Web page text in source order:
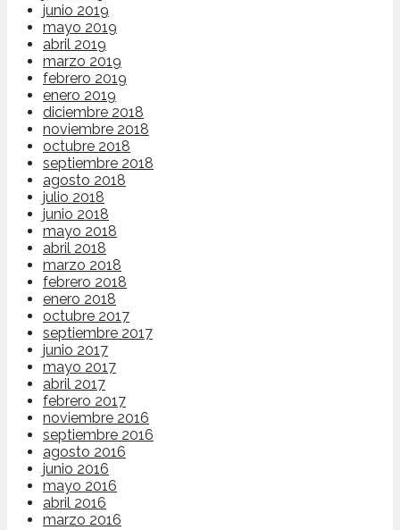
junio 2019
mayo 2019
abril 2019
marzo 2019
febrero 2019
enero 2019
diciembre 2018
noviembre 2018
octubre 2018
septiembre 2018
agosto 2018
julio 2018
junio 2018
mayo 2018
abril 2018
marzo 2018
febrero 2018
enero 2018
octubre 2017
septiembre 2017
junio 2017
mayo 2017
abril 2017
febrero 2017
noviembre 2016
septiembre 2016
agosto 2016
junio 2016
mayo 2016
abril 2016
marzo 2016